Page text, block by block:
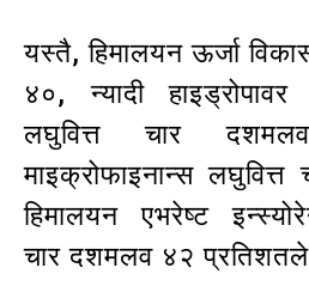
यस्तै, हिमालयन ऊर्जा
४०, न्यादी
लघुवित्त चार
माइक्रोफाइनान्स
हिमालयन एभरेष्ट
चार दशमलव ४२